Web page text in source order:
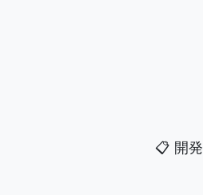
📋 開発